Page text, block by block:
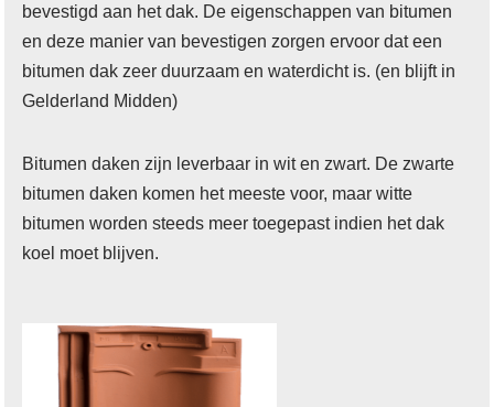
bevestigd aan het dak. De eigenschappen van bitumen
en deze manier van bevestigen zorgen ervoor dat een
bitumen dak zeer duurzaam en waterdicht is. (en blijft in
Gelderland Midden)
Bitumen daken zijn leverbaar in wit en zwart. De zwarte
bitumen daken komen het meeste voor, maar witte
bitumen worden steeds meer toegepast indien het dak
koel moet blijven.